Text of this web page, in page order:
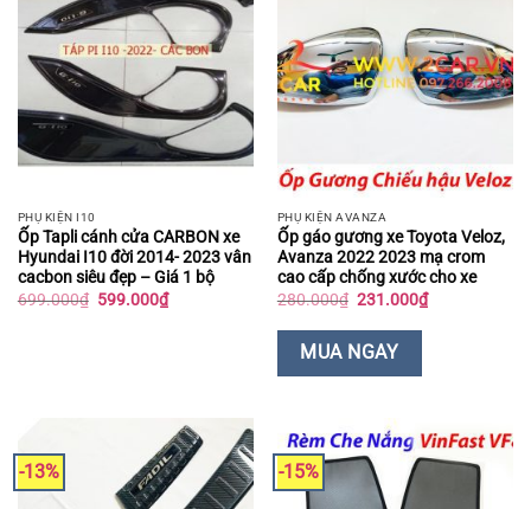
PHỤ KIỆN I10
Ốp Tapli cánh cửa CARBON xe
Hyundai I10 đời 2014- 2023 vân
cacbon siêu đẹp – Giá 1 bộ
699.000₫ Giá
599.000₫Giá
hiện
PHỤ KIỆN AVANZA
Ốp gáo gương xe Toyota Veloz,
Avanza 2022 2023 mạ crom
cao cấp chống xước cho xe
280.000₫ Giá
là:
280.000₫.
231.000₫Giá
hiện
MUA NGAY
-13% -15%